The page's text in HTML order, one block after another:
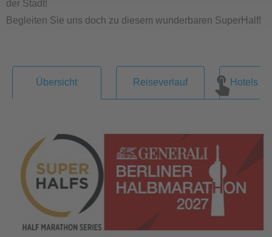
der Stadt!
Begleiten Sie uns doch zu diesem wunderbaren SuperHalf!
Übersicht Reiseverlauf Hotels &